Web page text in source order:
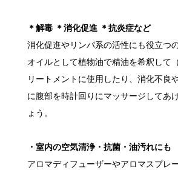
＊解毒 ＊消化促進 ＊抗炎症など
消化促進やリンパ系の活性にも役立つ
オイルとして植物油で精油を希釈して
リートメントに使用したり、消化不良
に腹部を時計回りにマッサージしてあ
ょう。
・室内の空気清浄・抗菌・油汚れにも
アロマディフューザーやアロマスプレ